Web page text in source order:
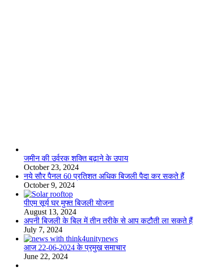
जमीन की उर्वरक शक्ति बढ़ाने के उपाय
October 23, 2024
नये सौर पैनल 60 प्रतिशत अधिक बिजली पैदा कर सकते हैं
October 9, 2024
पीएम सूर्य घर मुफ्त बिजली योजना
August 13, 2024
अपनी बिजली के बिल में तीन तरीके से आप कटौती ला सकते हैं
July 7, 2024
आज 22-06-2024 के प्रमुख समाचार
June 22, 2024